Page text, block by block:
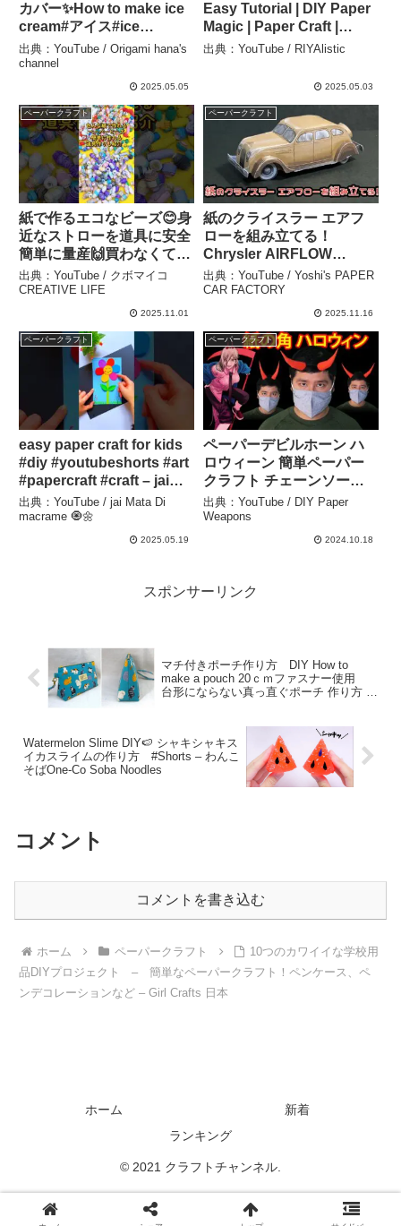
カバー✨How to make ice
cream#アイス#ice
#sorvete#冰淇淋#スイカ
#watermelon#西瓜#수박#
hana’s channel
出典：YouTube / Origami hana's
channel
2025.05.05
Easy Tutorial | DIY Paper
Magic | Paper Craft |
#shorts #ytshorts –
出典：YouTube / RIYAlistic
2025.05.03
ペーパークラフト
紙で作るエコなビーズ😊身
近なストローを道具に安全
簡単に量産🙌買わなくても
楽しめるビーズ✨使い道
色々今回はビーズの作り方
🌟#ペーパービーズ #ペー
#sdgs #廃材工作 – クボマ
イコ CREATIVE LIFE
出典：YouTube / クボマイコ
CREATIVE LIFE
2025.11.01
ペーパークラフト
紙のクライスラー エアフ
ローを組み立てる！
Chrysler AIRFLOW
PAPERCRAFT クライス
ラー エアフロー ペーパー
クラフト – Yoshi’s
出典：YouTube / Yoshi's PAPER
CAR FACTORY
2025.11.16
ペーパークラフト
easy paper craft for kids
#diy #youtubeshorts #art
#papercraft #craft – jai
Mata Di macrame 🧿🌼
出典：YouTube / jai Mata Di
macrame 🧿🌼
2025.05.19
ペーパークラフト
ペーパーデビ​​ルホーン ハ
ロウィーン 簡単ペーパー
クラフト チェーンソーマ
ン パワーホーン – DIY
Paper Weapons
出典：YouTube / DIY Paper
Weapons
2024.10.18
スポンサーリンク
マチ付きポーチ作り方 DIY How to
make a pouch 20ｃｍファスナー使用
台形にならない真っ直ぐポーチ 作り方 型
Watermelon Slime DIY🍉 シャキシャキス
イカスライムの作り方 #Shorts – わんこ
そばOne-Co Soba Noodles
コメント
コメントを書き込む
ホーム ペーパークラフト
10つのカワイイな学校用
品DIYプロジェクト – 簡単なペーパークラフト！ペンケース、ペ
ンデコレーションなど – Girl Crafts 日本
ホーム
新着
ランキング
© 2021 クラフトチャンネル.